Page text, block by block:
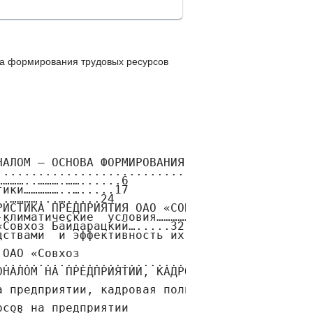
формирования трудовых ресурсов